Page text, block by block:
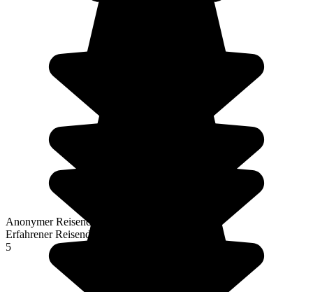
Anonymer Reisender
Erfahrener Reisender
5